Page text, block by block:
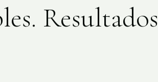
Resultados